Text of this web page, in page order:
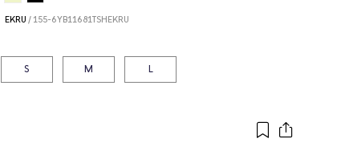
S M L
EKRU / 155-6YB11681TSHEKRU